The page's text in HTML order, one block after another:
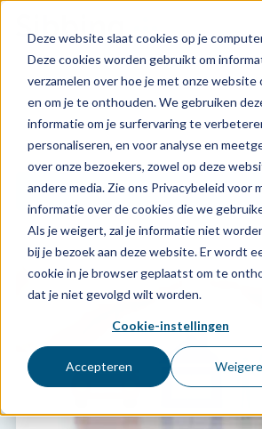
Deze website slaat cookies op je
Deze cookies worden gebruikt om
verzamelen over hoe je met onze website
en om je te onthouden. We gebruiken
informatie om je surfervaring te
personaliseren, en voor analyse en
over onze bezoekers, zowel op deze
andere media. Zie ons Privacybeleid voor
informatie over de cookies die we
Als je weigert, zal je informatie niet
bij je bezoek aan deze website. Er wordt
cookie in je browser geplaatst om te
dat je niet gevolgd wilt worden.
Cookie-instellingen
Accepteren
Home
Voor wie
Diensten
Agenda
Over ons
Schade melden
Afspraak maken
0318 - 544 044
Nieuws
Filter op
Alle doelgroepen
Accountancy
Collectieven
Fysiotherapeuten
Medisch specialist
MKB
Salaris- en personeelsdiensten